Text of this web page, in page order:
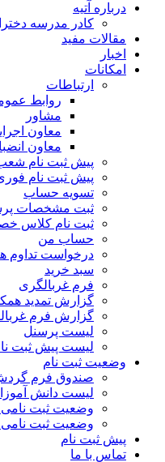
درباره آتیه
کادر مدرسه
مقالات مفید
اخبار
امکانات
ارتباطات
روابط
مشاور
معاون
معاون
پیش ثبت نام
پیش ثبت نام
تسویه حساب
ثبت مشخصات
ثبت نام کلاس
حساب من
درخواست تداوم
سبد خرید
فرم غربالگری
گزارش تمدید
گزارش فرم
لیست پرسنل
لیست پیش ثبت
وضعیت ثبت نام
صندوق فرم
لیست دانش
وضعیت ثبت نامی
وضعیت ثبت
پیش ثبت نام
تماس با ما